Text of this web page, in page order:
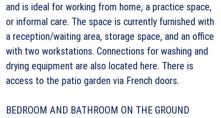
and is ideal for working from home, a practice space,
or informal care. The space is currently furnished with
a reception/waiting area, storage space, and an office
with two workstations. Connections for washing and
drying equipment are also located here. There is
access to the patio garden via French doors.
BEDROOM AND BATHROOM ON THE GROUND